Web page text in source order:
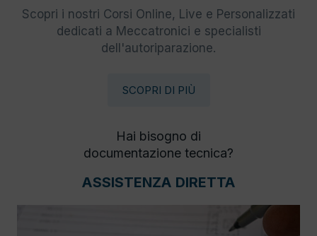
Scopri i nostri Corsi Online, Live e Personalizzati
dedicati a Meccatronici e specialisti
dell'autoriparazione.
SCOPRI DI PIÙ
Hai bisogno di
documentazione tecnica?
ASSISTENZA DIRETTA